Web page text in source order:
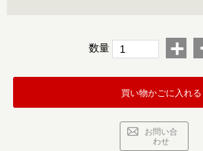
数量 +
買い物かごに入れる
お問い合
わせ